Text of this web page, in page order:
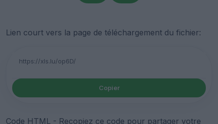
Lien court vers la page de téléchargement du fichier:
Copier
Code HTML - Recopiez ce code pour partager votre